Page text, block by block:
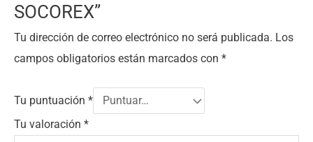
SOCOREX”
Tu dirección de correo electrónico no será publicada. Los
campos obligatorios están marcados con *
Tu puntuación *
Tu valoración *